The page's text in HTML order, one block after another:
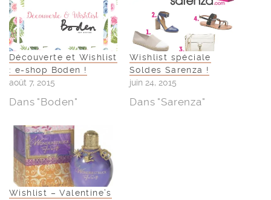
Découverte et Wishlist
: e-shop Boden !
août 7, 2015
Dans "Boden"
Wishlist spéciale
Soldes Sarenza !
juin 24, 2015
Dans "Sarenza"
Wishlist – Valentine’s